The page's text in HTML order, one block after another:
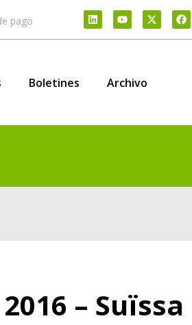
pago
Boletines Archivo
– Suïssa